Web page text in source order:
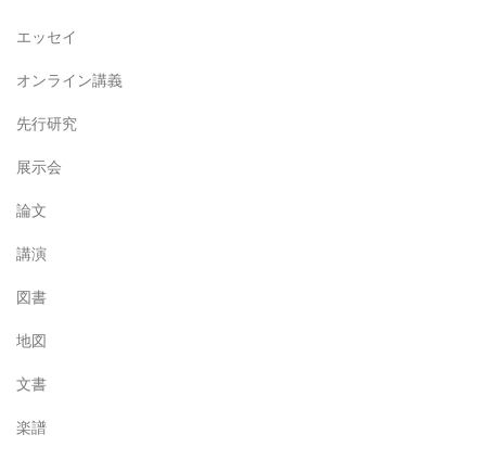
エッセイ
オンライン講義
先行研究
展示会
論文
講演
図書
地図
文書
楽譜